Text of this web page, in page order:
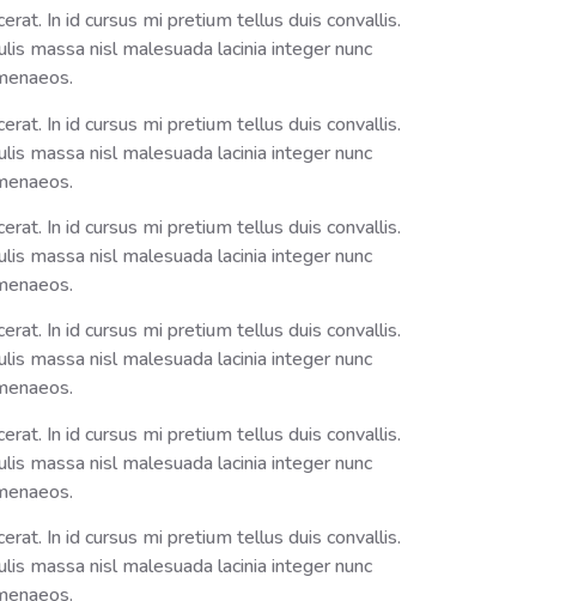
In id cursus mi pretium tellus duis convallis.
massa nisl malesuada lacinia integer nunc
In id cursus mi pretium tellus duis convallis.
massa nisl malesuada lacinia integer nunc
In id cursus mi pretium tellus duis convallis.
massa nisl malesuada lacinia integer nunc
In id cursus mi pretium tellus duis convallis.
massa nisl malesuada lacinia integer nunc
In id cursus mi pretium tellus duis convallis.
massa nisl malesuada lacinia integer nunc
In id cursus mi pretium tellus duis convallis.
massa nisl malesuada lacinia integer nunc